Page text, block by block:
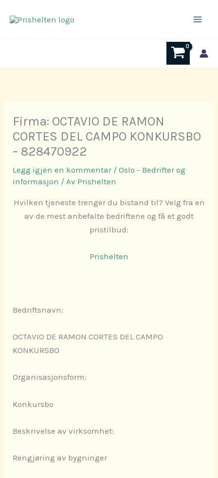
rett
Firma: OCTAVIO DE RAMON
CORTES DEL CAMPO KONKURSBO
– 828470922
Legg igjen en kommentar /Oslo - Bedrifter og
informasjon / Av Prishelten
Hvilken tjeneste trenger du bistand til? Velg fra en
av de mest anbefalte bedriftene og få et godt
pristilbud:
Prishelten
Bedriftsnavn:
OCTAVIO DE RAMON CORTES DEL CAMPO
KONKURSBO
Organisasjonsform:
Konkursbo
Beskrivelse av virksomhet:
Rengjøring av bygninger